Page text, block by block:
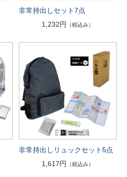
非常持出しセット7点
1,232円
（税込み）
非常持出しリュックセット5点
1,617円
（税込み）